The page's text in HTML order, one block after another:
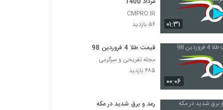
۰۱:۳۱
CMPRO.IR
۵۶ بازدید
۰۰:۰۶
قیمت طلا 4 فروردین 98
مجله تفریحی و سرگرمی
۴۸۵ بازدید
رعد و برق شدید در مکه